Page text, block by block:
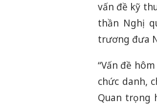
vấn đề kỹ
thần Nghị
trương đưa
“Vấn đề
chức danh,
Quan trọng